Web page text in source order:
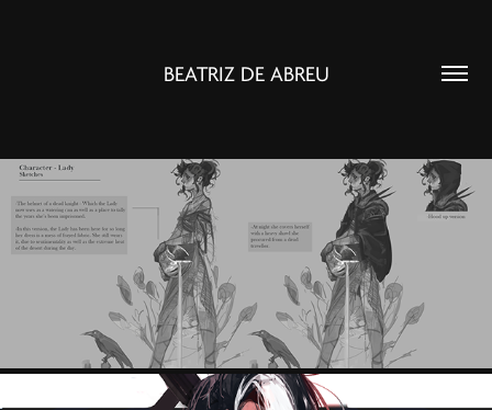
BEATRIZ DE ABREU
THE LADY OF THE SKULLS